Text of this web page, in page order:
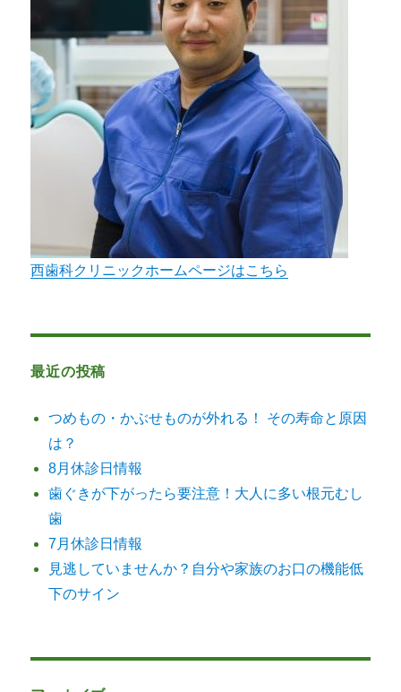
西歯科クリニックホームページはこちら
最近の投稿
つめもの・かぶせものが外れる！ その寿命と原因
は？
8月休診日情報
歯ぐきが下がったら要注意！大人に多い根元むし
歯
7月休診日情報
見逃していませんか？自分や家族のお口の機能低
下のサイン